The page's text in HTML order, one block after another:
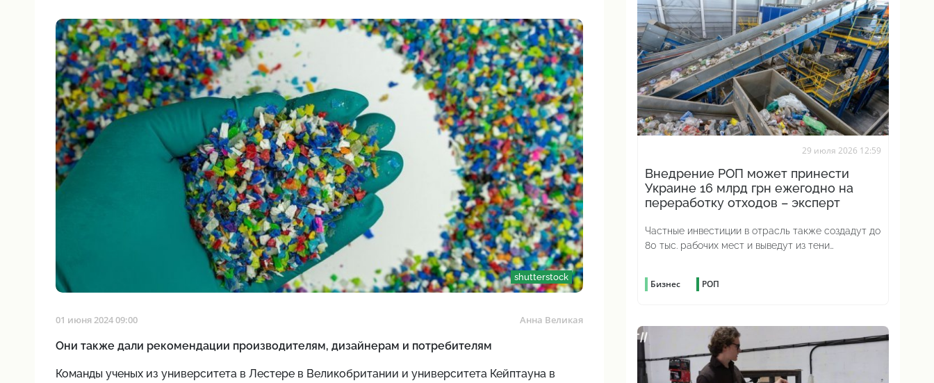
shutterstock
01 июня 2024 09:00 Анна Великая
Они также дали рекомендации производителям, дизайнерам и потребителям
Команды ученых из университета в Лестере в Великобритании и университета Кейптауна в
29 июля 2026 12:59
Внедрение РОП может принести
Украине 16 млрд грн ежегодно на
переработку отходов – эксперт
Частные инвестиции в отрасль также создадут до
80 тыс. рабочих мест и выведут из тени
Бизнес РОП